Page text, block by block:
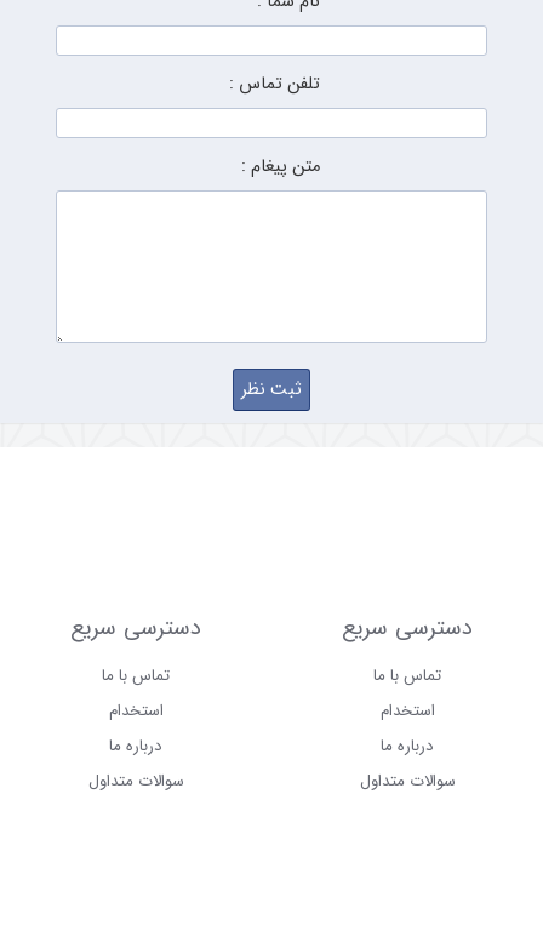
تلفن تماس :
متن پیغام :
دسترسی سریع
تماس با ما
استخدام
درباره ما
سوالات متداول
دسترسی سریع
تماس با ما
استخدام
درباره ما
سوالات متداول